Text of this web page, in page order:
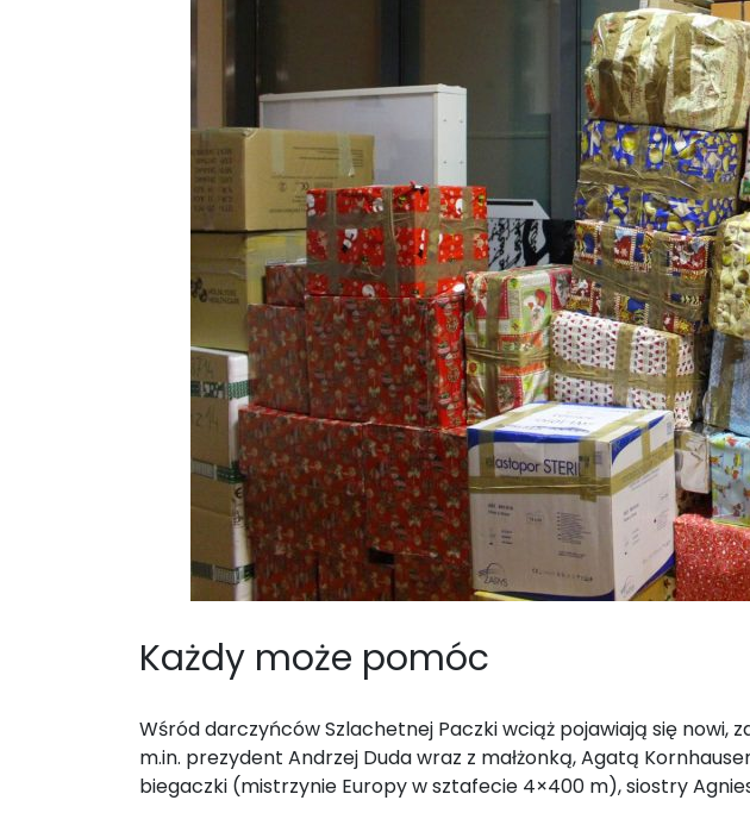
Każdy może pomóc
Wśród darczyńców Szlachetnej Paczki wciąż pojawiają się nowi,
m.in. prezydent Andrzej Duda wraz z małżonką, Agatą
biegaczki (mistrzynie Europy w sztafecie 4×400 m), siostry